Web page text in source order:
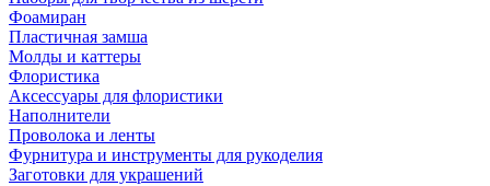
Фоамиран
Пластичная замша
Молды и каттеры
Флористика
Аксессуары для флористики
Наполнители
Проволока и ленты
Фурнитура и инструменты для рукоделия
Заготовки для украшений